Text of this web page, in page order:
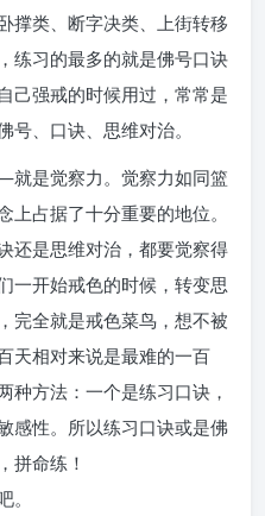
撑类、断字决类、上街转移
练习的最多的就是佛号口诀
己强戒的时候用过，常常是
、口诀、思维对治。
是觉察力。觉察力如同篮
占据了十分重要的地位。
还是思维对治，都要觉察得
一开始戒色的时候，转变思
完全就是戒色菜鸟，想不被
天相对来说是最难的一百
种方法：一个是练习口诀，
感性。所以练习口诀或是佛
拼命练！